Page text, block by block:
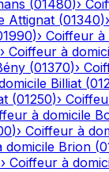
(01480)›
Attignat (01340)›
)› Coiffeur à
› Coiffeur à
(01370)›
Billiat (
(01250)›
à domicile
)› Coiffeur à
domicile Brion (
› Coiffeur à